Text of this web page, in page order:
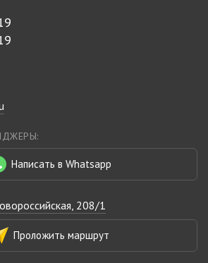
Написать в Whatsapp
208/1
Проложить маршрут